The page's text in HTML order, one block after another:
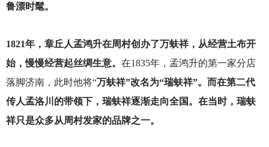
鲁漂时髦。
1821年，章丘人孟鸿升在周村创办了万蚨祥，从经营土布开
始，慢慢经营起丝绸生意。 在1835年，孟鸿升的第一家分店
落脚济南，此时他将“万蚨祥”改名为“瑞蚨祥”。而在第二代
传人孟洛川的带领下，瑞蚨祥逐渐走向全国。在当时，瑞蚨
祥只是众多从周村发家的品牌之一。